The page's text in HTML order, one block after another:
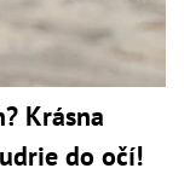
Krásna
do očí!